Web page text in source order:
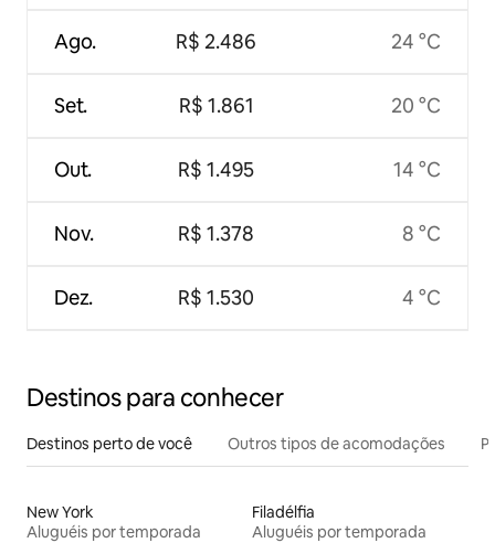
Ago.
Set.
Out.
Nov.
Dez.
R$ 2.486
R$ 1.861
R$ 1.495
R$ 1.378
R$ 1.530
24 °C
20 °C
14 °C
8 °C
4 °C
Destinos para conhecer
Destinos perto de você Outros tipos de acomodações
New York
Aluguéis por temporada
Filadélfia
Aluguéis por temporada